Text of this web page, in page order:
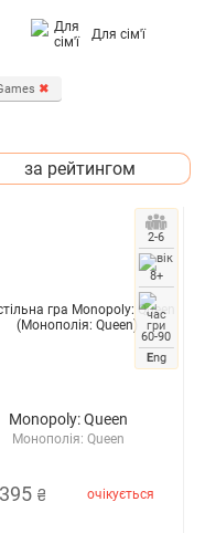
Для сім'ї
✖
за рейтингом
Monopoly: Queen
Монополія: Queen
2-6
8+
60-90
Eng
₴ очікується